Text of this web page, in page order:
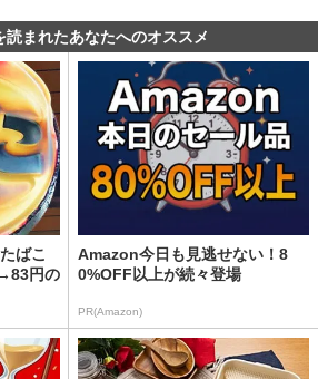
読まれたあなたへのオススメ
ばこ
円の
Amazon今日も見逃せない！8
0%OFF以上が続々登場
PR(Amazon)